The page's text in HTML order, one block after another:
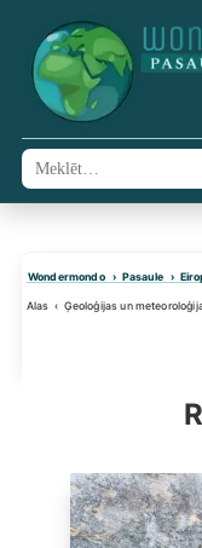
content
Meklēt:
Wondermondo Pasaule
Alas Ģeoloģijas un